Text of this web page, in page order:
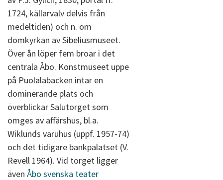
1724, källarvalv delvis från
medeltiden) och n. om
domkyrkan av Sibeliusmuseet.
Över ån löper fem broar i det
centrala Åbo. Konstmuseet uppe
på Puolalabacken intar en
dominerande plats och
överblickar Salutorget som
omges av affärshus, bl.a.
Wiklunds varuhus (uppf. 1957-74)
och det tidigare bankpalatset (V.
Revell 1964). Vid torget ligger
även Åbo svenska teater